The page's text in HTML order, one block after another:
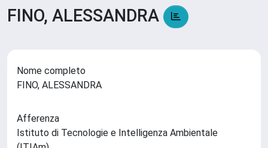
FINO, ALESSANDRA
Nome completo
FINO, ALESSANDRA
Afferenza
Istituto di Tecnologie e Intelligenza Ambientale